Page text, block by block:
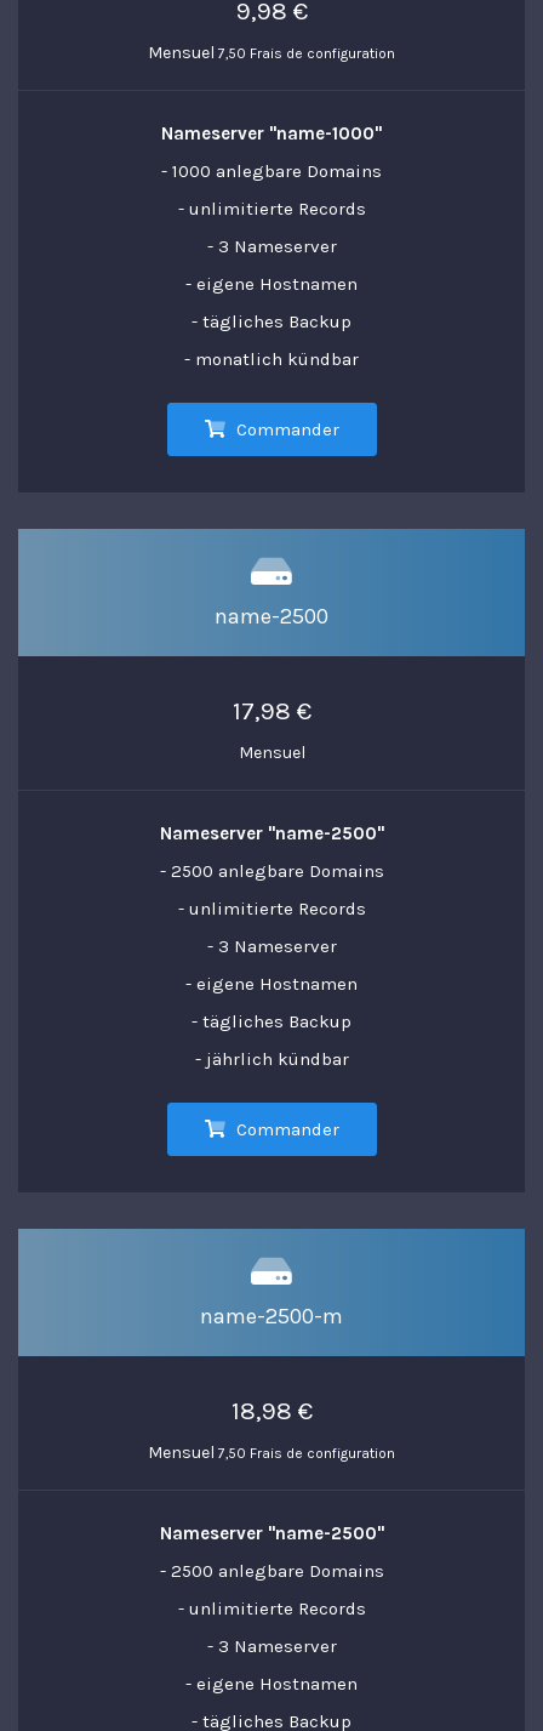
9,98 €
Mensuel 7,50 Frais de configuration
Nameserver "name-1000"
- 1000 anlegbare Domains
- unlimitierte Records
- 3 Nameserver
- eigene Hostnamen
- tägliches Backup
- monatlich kündbar
Commander
name-2500
17,98 €
Mensuel
Nameserver "name-2500"
- 2500 anlegbare Domains
- unlimitierte Records
- 3 Nameserver
- eigene Hostnamen
- tägliches Backup
- jährlich kündbar
Commander
name-2500-m
18,98 €
Mensuel 7,50 Frais de configuration
Nameserver "name-2500"
- 2500 anlegbare Domains
- unlimitierte Records
- 3 Nameserver
- eigene Hostnamen
- tägliches Backup